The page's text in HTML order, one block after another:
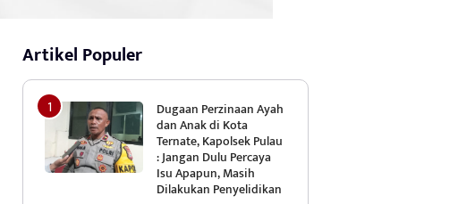
Artikel Populer
Dugaan Perzinaan Ayah
dan Anak di Kota
Ternate, Kapolsek Pulau
: Jangan Dulu Percaya
Isu Apapun, Masih
Dilakukan Penyelidikan